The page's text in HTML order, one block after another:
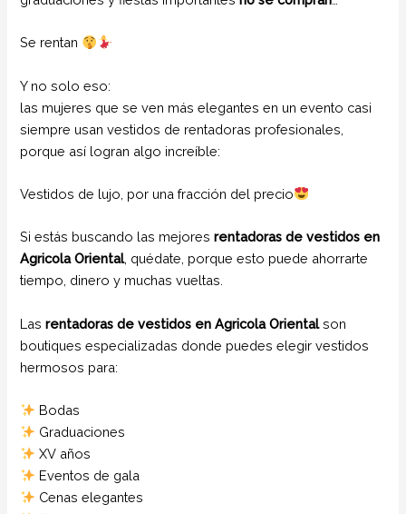
Se rentan
Y no solo eso:
las mujeres que se ven más elegantes en un evento casi
siempre usan vestidos de rentadoras profesionales,
porque así logran algo increíble:
Vestidos de lujo, por una fracción del precio
Si estás buscando las mejoresrentadoras de vestidos en
Agricola Oriental, quédate, porque esto puede ahorrarte
tiempo, dinero y muchas vueltas.
Lasrentadoras de vestidos en Agricola Orientalson
boutiques especializadas donde puedes elegir vestidos
hermosos para:
Bodas
Graduaciones
XV años
Eventos de gala
Cenas elegantes